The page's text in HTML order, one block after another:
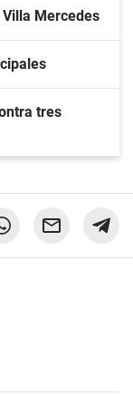
Mercedes
tres